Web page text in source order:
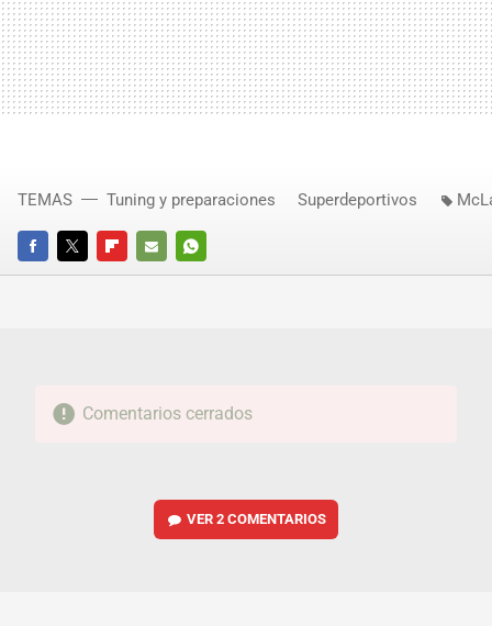
FACEBOOKTWITTERFLIPBOARD
E-
WHATSAPP
TEMAS Tuning y preparaciones Superdeportivos
Comentarios cerrados
VER2 COMENTARIOS